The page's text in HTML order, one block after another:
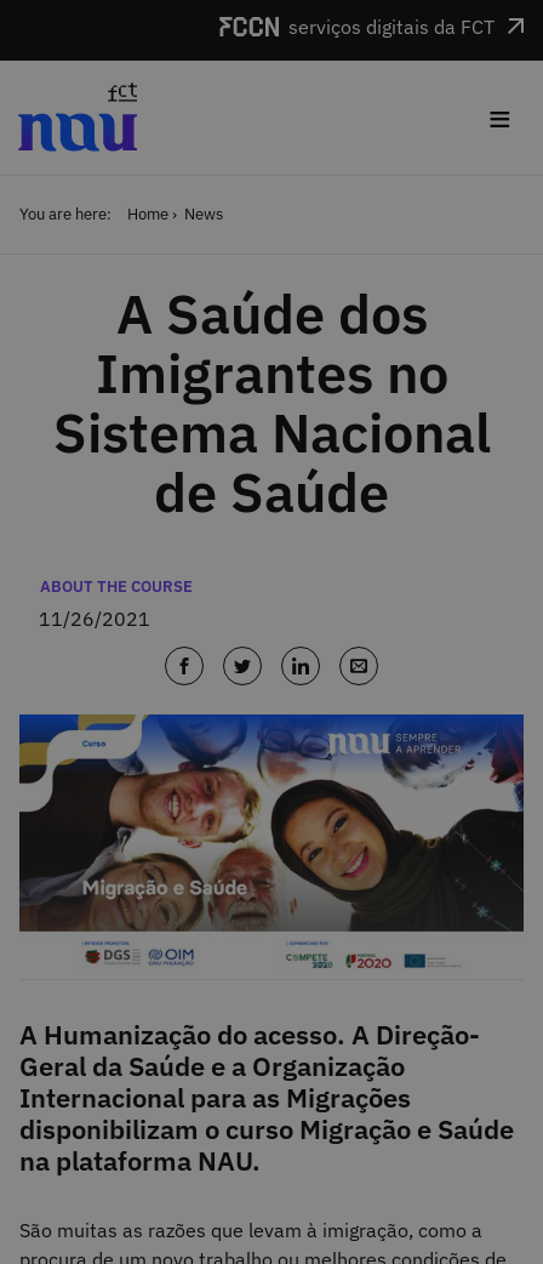
serviços digitais da FCT
≡
You are here: Home News
A Saúde dos
Imigrantes no
Sistema Nacional
de Saúde
Categories
ABOUT THE COURSE
11/26/2021
A Humanização do acesso. A Direção-
Geral da Saúde e a Organização
Internacional para as Migrações
disponibilizam o curso Migração e Saúde
na plataforma NAU.
São muitas as razões que levam à imigração, como a
procura de um novo trabalho ou melhores condições de